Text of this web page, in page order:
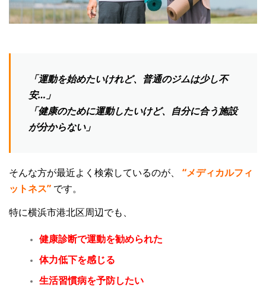
「運動を始めたいけれど、普通のジムは少し不
安…」
「健康のために運動したいけど、自分に合う施設
が分からない」
そんな方が最近よく検索しているのが、
“メディカルフィ
ットネス” です。
特に横浜市港北区周辺でも、
健康診断で運動を勧められた
体力低下を感じる
生活習慣病を予防したい